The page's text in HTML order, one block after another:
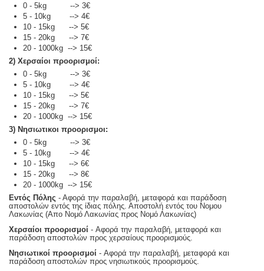
0 - 5kg --> 3€
5 - 10kg --> 4€
10 - 15kg --> 5€
15 - 20kg --> 7€
20 - 1000kg --> 15€
2) Χερσαίοι προορισμοί:
0 - 5kg --> 3€
5 - 10kg --> 4€
10 - 15kg --> 5€
15 - 20kg --> 7€
20 - 1000kg --> 15€
3) Νησιωτικοι προορισμοι:
0 - 5kg --> 3€
5 - 10kg --> 4€
10 - 15kg --> 6€
15 - 20kg --> 8€
20 - 1000kg --> 15€
Εντός Πόλης - Αφορά την παραλαβή, μεταφορά και παράδοση
αποστολών εντός της ίδιας πόλης. Αποστολή εντός του Νομου
Λακωνίας (Απο Νομό Λακωνίας προς Νομό Λακωνίας)
Χερσαίοι προορισμοί - Αφορά την παραλαβή, μεταφορά και
παράδοση αποστολών προς χερσαίους προορισμούς.
Νησιωτικοί προορισμοί - Αφορά την παραλαβή, μεταφορά και
παράδοση αποστολών προς νησιωτικούς προορισμούς.